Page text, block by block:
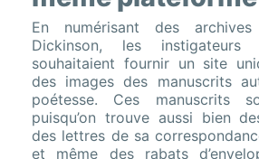
En numérisant des
Dickinson, les
souhaitaient fournir un site
des images des manuscrits
poétesse. Ces manuscrits
puisqu’on trouve aussi bien
des lettres de sa
et même des rabats